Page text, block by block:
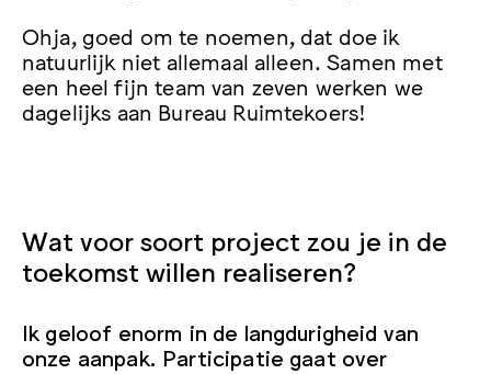
Ohja, goed om te noemen, dat doe ik
natuurlijk niet allemaal alleen. Samen met
een heel fijn team van zeven werken we
dagelijks aan Bureau Ruimtekoers!
Wat voor soort project zou je in de
toekomst willen realiseren?
Ik geloof enorm in de langdurigheid van
onze aanpak. Participatie gaat over